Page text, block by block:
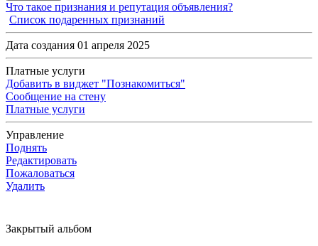
Что такое признания и репутация объявления?
Список подаренных признаний
Дата создания 01 апреля 2025
Платные услуги
Добавить в виджет "Познакомиться"
Сообщение на стену
Платные услуги
Управление
Поднять
Редактировать
Пожаловаться
Удалить
Закрытый альбом